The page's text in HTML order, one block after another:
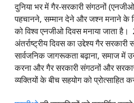
दुनिया भर में गैर-सरकारी संगठनों
पहचानने, सम्मान देने और जश्न मनाने के
को विश्व एनजीओ दिवस मनाया जाता
अंतर्राष्ट्रीय दिवस का उद्देश्य गैर
सार्वजनिक जागरूकता बढ़ाना, समाज में
करना और गैर सरकारी संगठनों और
व्यक्तियों के बीच सहयोग को प्रोत्साहित